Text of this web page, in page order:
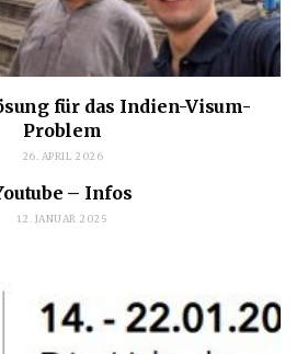
für das Indien-Visum-
Problem
26. APRIL 2026
– Infos
12. JANUAR 2025